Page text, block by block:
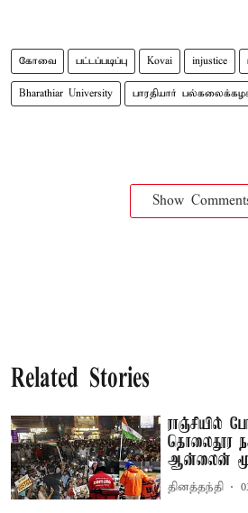
கோவை பட்டப்படிப்பு Kovai injustice
Bharathiar University பாரதியார்
Show
Related Stories
ராஞ்சியில்
தொலைதூர
ஆன்லைன்
தினத்தந்தி